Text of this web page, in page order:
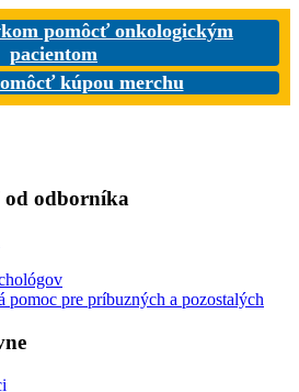
pomôcť onkologickým
pacientom
kúpou merchu
odborníka
pomoc pre príbuzných a pozostalých